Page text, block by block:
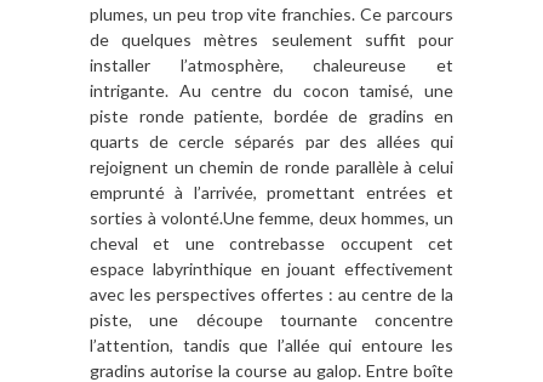
plumes, un peu trop vite franchies. Ce parcours
de quelques mètres seulement suffit pour
installer l’atmosphère, chaleureuse et
intrigante. Au centre du cocon tamisé, une
piste ronde patiente, bordée de gradins en
quarts de cercle séparés par des allées qui
rejoignent un chemin de ronde parallèle à celui
emprunté à l’arrivée, promettant entrées et
sorties à volonté.Une femme, deux hommes, un
cheval et une contrebasse occupent cet
espace labyrinthique en jouant effectivement
avec les perspectives offertes : au centre de la
piste, une découpe tournante concentre
l’attention, tandis que l’allée qui entoure les
gradins autorise la course au galop. Entre boîte